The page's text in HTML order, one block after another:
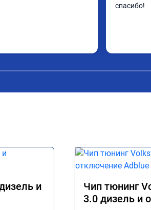
спасибо!
и
Чип тюнинг
3.0 дизель и